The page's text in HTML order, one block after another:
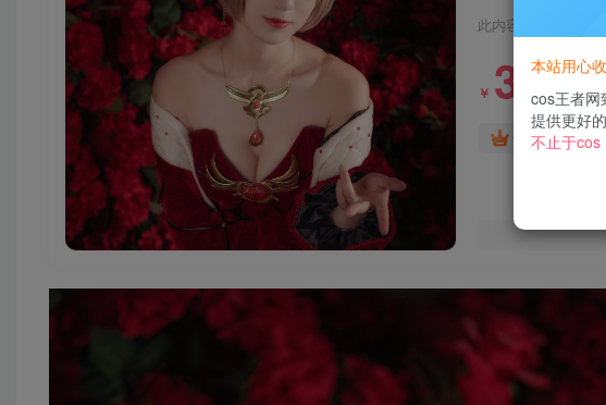
此内容为付费阅读，
￥ 3
黄金会员免费
本站用心
cos王者网
提供更好
不止于cos